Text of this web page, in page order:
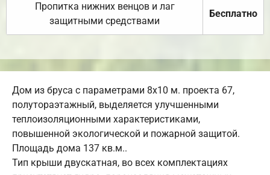
Пропитка нижних венцов и лаг
защитными средствами
Бесплатно
Дом из бруса с параметрами 8х10 м. проекта 67,
полутораэтажный, выделяется улучшенными
теплоизоляционными характеристиками,
повышенной экологической и пожарной защитой.
Площадь дома 137 кв.м..
Тип крыши двускатная, во всех комплектациях